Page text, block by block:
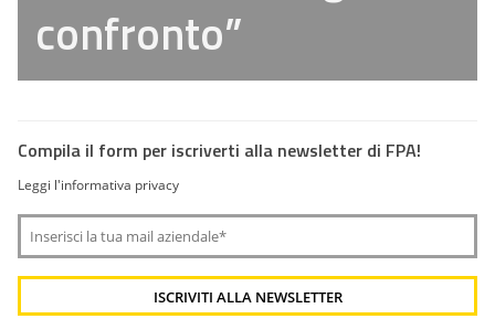
confronto”
Compila il form per iscriverti alla newsletter di FPA!
Leggi l'informativa privacy